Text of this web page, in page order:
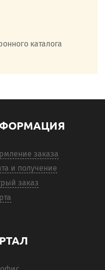
каталога
заказа
и получение
заказ